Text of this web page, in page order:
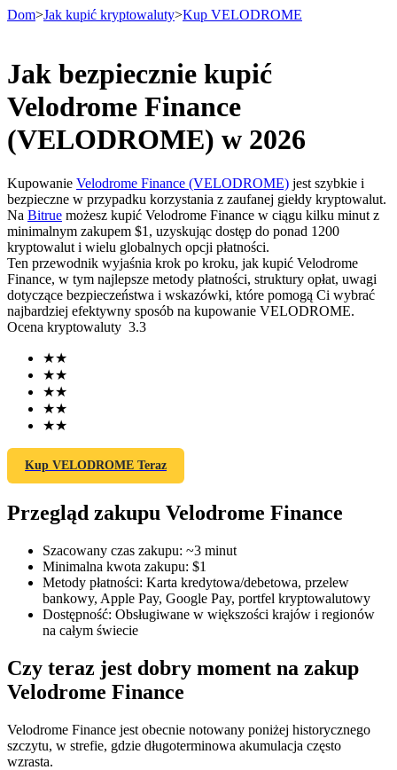
Kontrakty terminowe
Kontrakty terminowe na USDT
Kontrakty futures wykorzystujące USDT jako zabezpieczenie
Kontrakty terminowe COIN-M
Kontrakty terminowe na kryptowaluty
TradFi
Instrumenty pochodne na akcje, forex, metale szlachetne i
towary
Dom>Jak kupić kryptowaluty>Kup VELODROME
Jak bezpiecznie kupić
Velodrome Finance
(VELODROME) w 2026
Kupowanie Velodrome Finance (VELODROME) jest szybkie i
bezpieczne w przypadku korzystania z zaufanej giełdy kryptowalut.
Na Bitrue możesz kupić Velodrome Finance w ciągu kilku minut z
minimalnym zakupem $1, uzyskując dostęp do ponad 1200
kryptowalut i wielu globalnych opcji płatności.
Ten przewodnik wyjaśnia krok po kroku, jak kupić Velodrome
Finance, w tym najlepsze metody płatności, struktury opłat, uwagi
dotyczące bezpieczeństwa i wskazówki, które pomogą Ci wybrać
najbardziej efektywny sposób na kupowanie VELODROME.
Ocena kryptowaluty 3.3
★★
★★
★★
★★
★★
Kup VELODROME Teraz
Przegląd zakupu Velodrome Finance
Szacowany czas zakupu: ~3 minut
Minimalna kwota zakupu: $1
Metody płatności: Karta kredytowa/debetowa, przelew
bankowy, Apple Pay, Google Pay, portfel kryptowalutowy
Dostępność: Obsługiwane w większości krajów i regionów
na całym świecie
Czy teraz jest dobry moment na zakup
Velodrome Finance
Velodrome Finance jest obecnie notowany poniżej historycznego
szczytu, w strefie, gdzie długoterminowa akumulacja często
wzrasta.